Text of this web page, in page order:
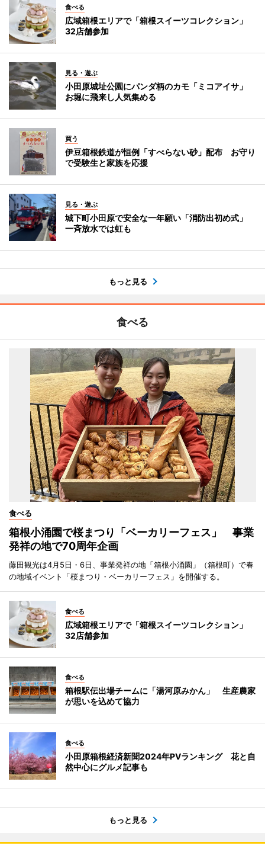
食べる
広域箱根エリアで「箱根スイーツコレクション」
32店舗参加
見る・遊ぶ
小田原城址公園にパンダ柄のカモ「ミコアイサ」
お堀に飛来し人気集める
買う
伊豆箱根鉄道が恒例「すべらない砂」配布 お守り
で受験生と家族を応援
見る・遊ぶ
城下町小田原で安全な一年願い「消防出初め式」
一斉放水では虹も
もっと見る
食べる
食べる
箱根小涌園で桜まつり「ベーカリーフェス」 事業
発祥の地で70周年企画
藤田観光は4月5日・6日、事業発祥の地「箱根小涌園」（箱根町）で春
の地域イベント「桜まつり・ベーカリーフェス」を開催する。
食べる
広域箱根エリアで「箱根スイーツコレクション」
32店舗参加
食べる
箱根駅伝出場チームに「湯河原みかん」 生産農家
が思いを込めて協力
食べる
小田原箱根経済新聞2024年PVランキング 花と自
然中心にグルメ記事も
もっと見る